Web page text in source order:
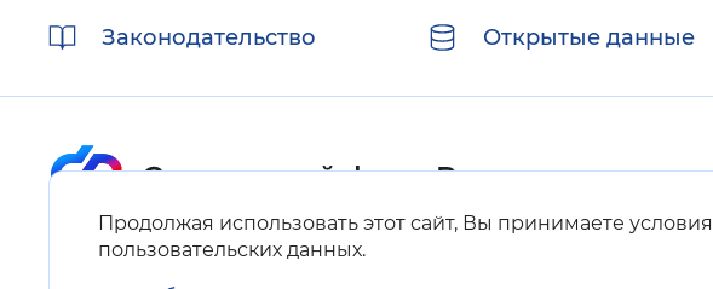
Продолжая использовать этот сайт, Вы принимаете условия
пользовательских данных.
ссылкиЗаконодательство Открытые данные
Карта сайта